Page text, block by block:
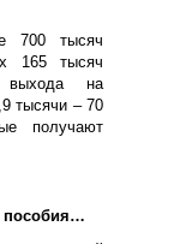
700 тысяч
165 тысяч
выхода на
тысячи –70
получают
пособия…